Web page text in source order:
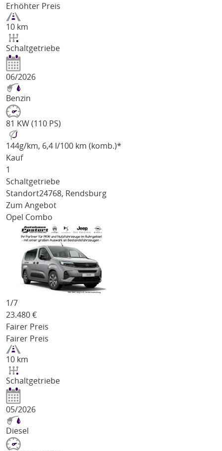
Erhöhter Preis
10 km
Schaltgetriebe
06/2026
Benzin
81 KW (110 PS)
144g/km, 6,4 l/100 km (komb.)*
Kauf
1
Schaltgetriebe
Standort24768, Rendsburg
Zum Angebot
Opel Combo
1/7
23.480 €
Fairer Preis
Fairer Preis
10 km
Schaltgetriebe
05/2026
Diesel